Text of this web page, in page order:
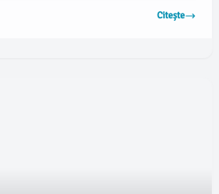
în timp ce Washingtonul își intensifică
comunist de la Havana, conform unui
Citește